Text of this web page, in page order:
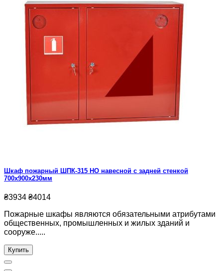
Шкаф пожарный ШПК-315 НО навесной с задней стенкой
700х900х230мм
₴3934 ₴4014
Пожарные шкафы являются обязательными атрибутами
общественных, промышленных и жилых зданий и
сооруже.....
Купить